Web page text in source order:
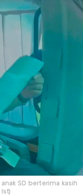
SD berterima kasih
Ist)